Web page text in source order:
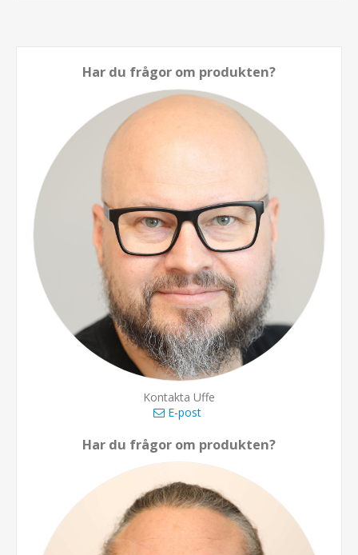
Har du frågor om produkten?
Kontakta Uffe
E-post
Har du frågor om produkten?